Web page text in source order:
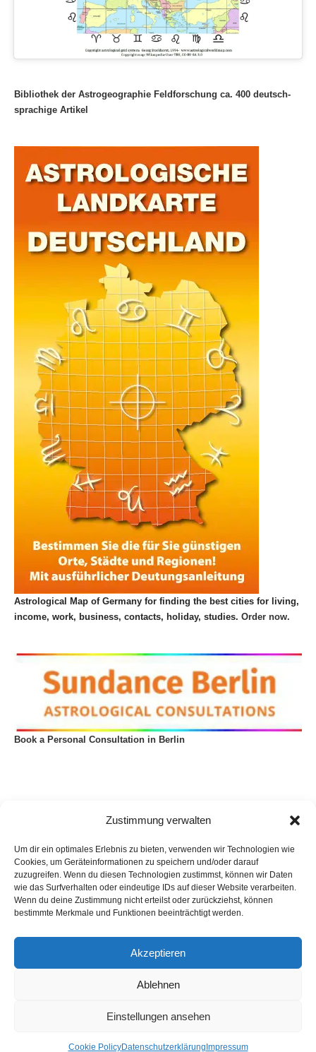
Zustimmung verwalten
Um dir ein optimales Erlebnis zu bieten, verwenden wir Technologien wie
Cookies, um Geräteinformationen zu speichern und/oder darauf
zuzugreifen. Wenn du diesen Technologien zustimmst, können wir Daten
wie das Surfverhalten oder eindeutige IDs auf dieser Website verarbeiten.
Wenn du deine Zustimmung nicht erteilst oder zurückziehst, können
bestimmte Merkmale und Funktionen beeinträchtigt werden.
Akzeptieren
Ablehnen
Einstellungen ansehen
Cookie PolicyDatenschutzerklärung Impressum
Bibliothek der Astrogeographie Feldforschung ca. 400 deutsch-
sprachige Artikel
Astrological Map of Germany for finding the best cities for living,
income, work, business, contacts, holiday, studies. Order now.
Book a Personal Consultation in Berlin
Impressum Liste aller Artikel
Astrogeography